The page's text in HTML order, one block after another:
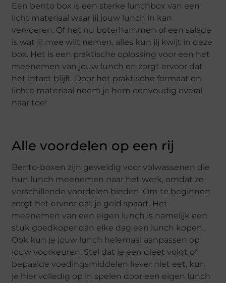
Een bento box is een sterke lunchbox van een
licht materiaal waar jij jouw lunch in kan
vervoeren. Of het nu boterhammen of een salade
is wat jij mee wilt nemen, alles kun jij kwijt in deze
box. Het is een praktische oplossing voor een het
meenemen van jouw lunch en zorgt ervoor dat
het intact blijft. Door het praktische formaat en
lichte materiaal neem je hem eenvoudig overal
naar toe!
Alle voordelen op een rij
Bento-boxen zijn geweldig voor volwassenen die
hun lunch meenemen naar het werk, omdat ze
verschillende voordelen bieden. Om te beginnen
zorgt het ervoor dat je geld spaart. Het
meenemen van een eigen lunch is namelijk een
stuk goedkoper dan elke dag een lunch kopen.
Ook kun je jouw lunch helemaal aanpassen op
jouw voorkeuren. Stel dat je een dieet volgt of
bepaalde voedingsmiddelen liever niet eet, kun
je hier volledig op in spelen door een eigen lunch